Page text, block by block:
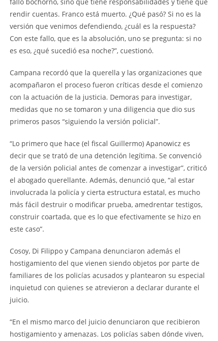
rendir cuentas. Franco está muerto. ¿Qué pasó? Si no es la
versión que venimos defendiendo, ¿cuál es la respuesta?
Con este fallo, que es la absolución, uno se pregunta: si no
es eso, ¿qué sucedió esa noche?”, cuestionó.
Campana recordó que la querella y las organizaciones que
acompañaron el proceso fueron críticas desde el comienzo
con la actuación de la justicia. Demoras para investigar,
medidas que no se tomaron y una diligencia que dio sus
primeros pasos “siguiendo la versión policial”.
“Lo primero que hace (el fiscal Guillermo) Apanowicz es
decir que se trató de una detención legítima. Se convenció
de la versión policial antes de comenzar a investigar”, criticó
el abogado querellante. Además, denunció que, “al estar
involucrada la policía y cierta estructura estatal, es mucho
más fácil destruir o modificar prueba, amedrentar testigos,
construir coartada, que es lo que efectivamente se hizo en
este caso”.
Cosoy, Di Filippo y Campana denunciaron además el
hostigamiento del que vienen siendo objetos por parte de
familiares de los policías acusados y plantearon su especial
inquietud con quienes se atrevieron a declarar durante el
juicio.
“En el mismo marco del juicio denunciaron que recibieron
hostigamiento y amenazas. Los policías saben dónde viven,